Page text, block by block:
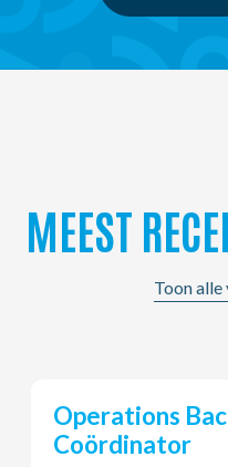
MEEST
Toon alle
Operations Backoffice
Coördinator